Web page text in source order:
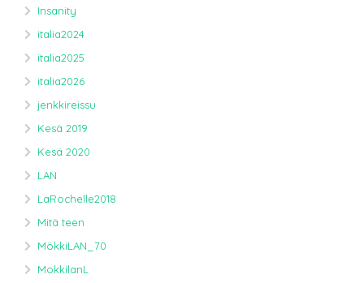
Insanity
italia2024
italia2025
italia2026
jenkkireissu
Kesä 2019
Kesä 2020
LAN
LaRochelle2018
Mitä teen
MökkiLAN_70
MokkilanL